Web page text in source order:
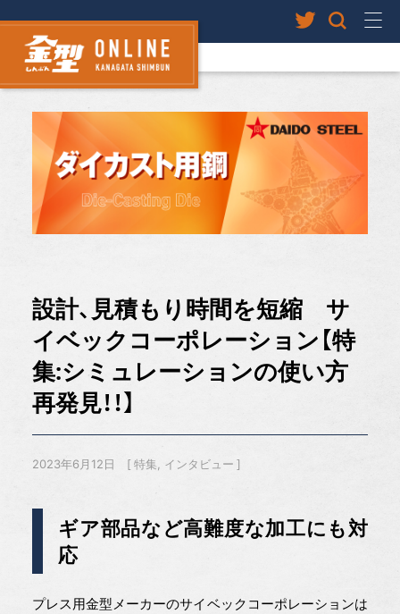
設計、見積もり時間を短縮 サ
イベックコーポレーション【特
集:シミュレーションの使い方
再発見！！】
2023年6月12日 特集 インタビュー
ギア部品など高難度な加工にも対
応
プレス用金型メーカーのサイベックコーポレーションは